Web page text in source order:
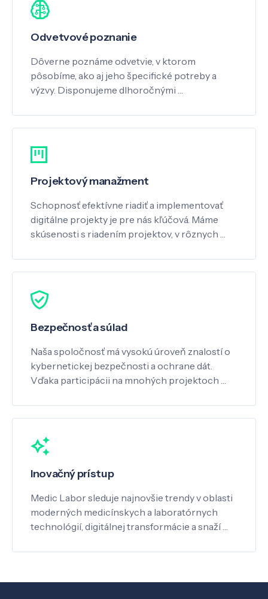
Odvetvové poznanie
Dôverne poznáme odvetvie, v ktorom
pôsobíme, ako aj jeho špecifické potreby a
výzvy. Disponujeme dlhoročnými …
Projektový manažment
Schopnosť efektívne riadiť a implementovať
digitálne projekty je pre nás kľúčová. Máme
skúsenosti s riadením projektov, v rôznych …
Bezpečnosť a súlad
Naša spoločnosť má vysokú úroveň znalostí o
kybernetickej bezpečnosti a ochrane dát.
Vďaka participácii na mnohých projektoch …
Inovačný prístup
Medic Labor sleduje najnovšie trendy v oblasti
moderných medicínskych a laboratórnych
technológií, digitálnej transformácie a snaží …